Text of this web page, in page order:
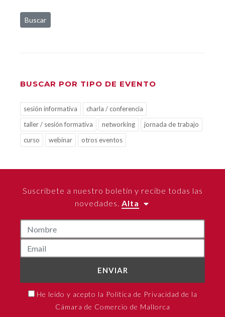
Buscar
BUSCAR POR TIPO DE EVENTO
sesión informativa
charla / conferencia
taller / sesión formativa
networking
jornada de trabajo
curso
webinar otros eventos
Suscríbete a nuestro boletín y recibe todas las
novedades. Alta
ENVIAR
He leído y acepto la Política de Privacidad de la
Cámara de Comercio de Mallorca